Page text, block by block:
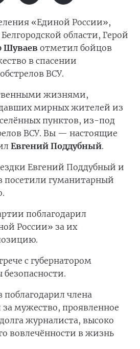
«Единой России»,
области, Герой
Шуваев отметил бойцов
в спасении
ВСУ.
жизнями,
мирных жителей из
пунктов, из-под
ВСУ. Вы — настоящие
Евгений Поддубный.
Евгений Поддубный и
посетили гуманитарный
поблагодарил
России» за их
с губернатором
поблагодарил члена
за мужество, проявленное
журналиста, высоко
вовлечённости в жизнь